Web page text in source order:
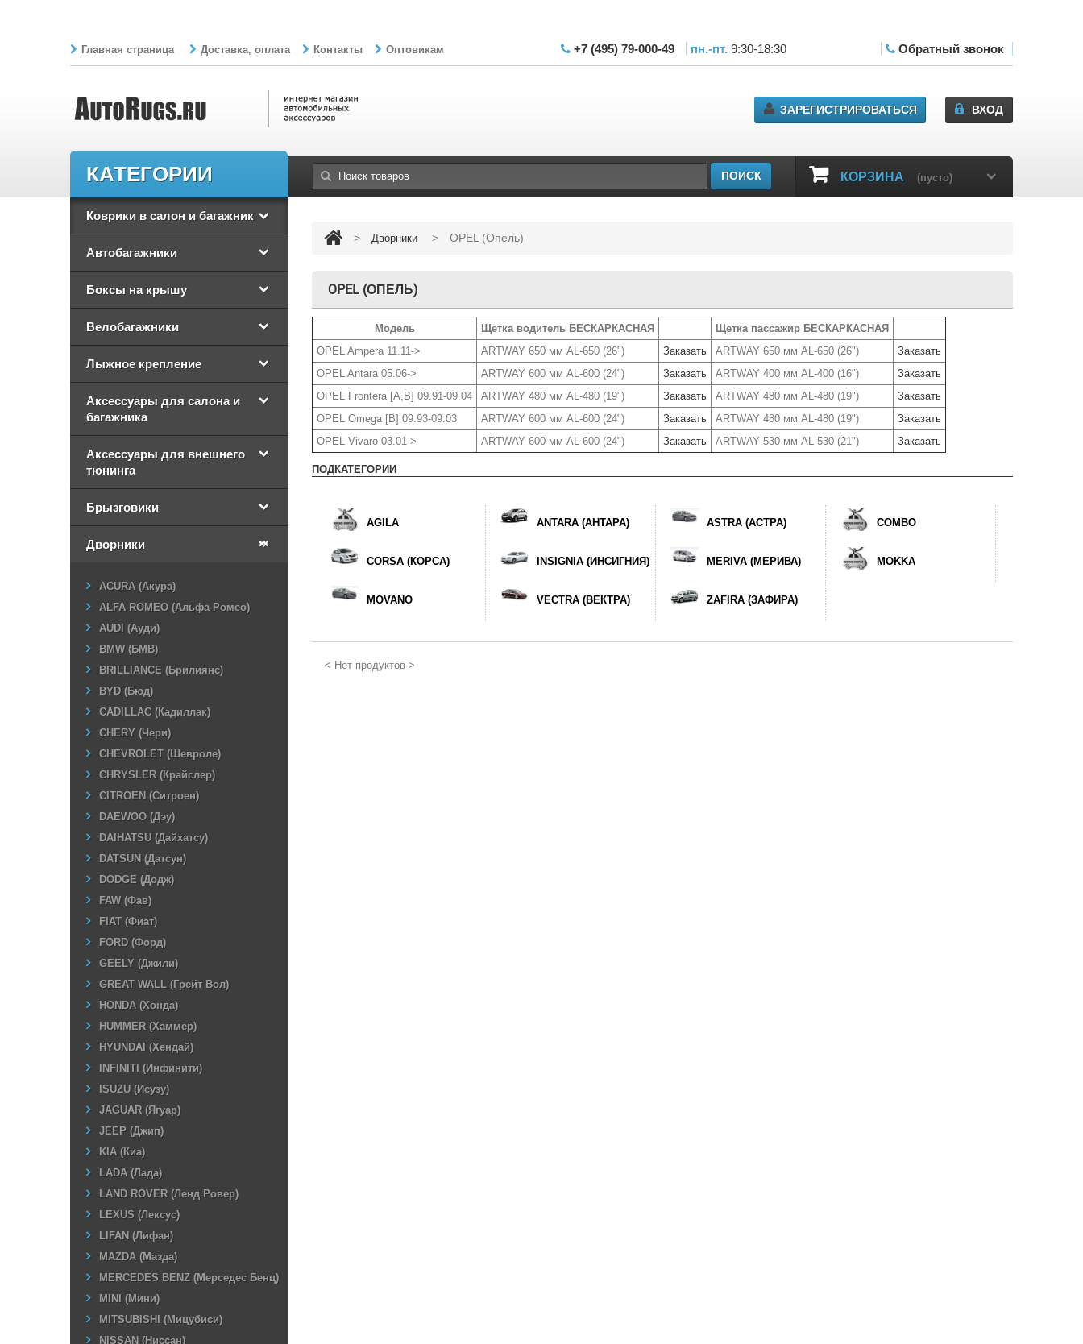
+7 (495) 79-000-49 пн.-пт. 9:30-18:30 Обратный звонок
Главная страница Доставка, оплата Контакты Оптовикам
ПОИСК
ВХОД
ЗАРЕГИСТРИРОВАТЬСЯ
КОРЗИНА (пусто)
КАТЕГОРИИ
Коврики в салон и багажник
Автобагажники
Боксы на крышу
Велобагажники
Лыжное крепление
Аксессуары для салона и
багажника
Аксессуары для внешнего
тюнинга
Брызговики
Дворники
ACURA (Акура)
ALFA ROMEO (Альфа Ромео)
AUDI (Ауди)
BMW (БМВ)
BRILLIANCE (Брилиянс)
BYD (Бюд)
CADILLAC (Кадиллак)
CHERY (Чери)
CHEVROLET (Шевроле)
CHRYSLER (Крайслер)
CITROEN (Ситроен)
DAEWOO (Дэу)
DAIHATSU (Дайхатсу)
DATSUN (Датсун)
DODGE (Додж)
FAW (Фав)
FIAT (Фиат)
FORD (Форд)
GEELY (Джили)
GREAT WALL (Грейт Вол)
HONDA (Хонда)
HUMMER (Хаммер)
HYUNDAI (Хендай)
INFINITI (Инфинити)
ISUZU (Исузу)
JAGUAR (Ягуар)
JEEP (Джип)
KIA (Киа)
LADA (Лада)
LAND ROVER (Ленд Ровер)
LEXUS (Лексус)
LIFAN (Лифан)
MAZDA (Мазда)
MERCEDES BENZ (Мерседес Бенц)
MINI (Мини)
MITSUBISHI (Мицубиси)
NISSAN (Ниссан)
> Дворники > OPEL (Опель)
OPEL (ОПЕЛЬ)
Модель Щетка водитель БЕСКАРКАСНАЯ
Щетка пассажир БЕСКАРКАСНАЯ
OPEL Ampera 11.11->
ARTWAY 650 мм AL-650 (26") Заказать ARTWAY 650 мм AL-650 (26")
Заказать
OPEL Antara 05.06->
ARTWAY 600 мм AL-600 (24") Заказать ARTWAY 400 мм AL-400 (16")
Заказать
OPEL Frontera [A,B] 09.91-09.04
ARTWAY 480 мм AL-480 (19") Заказать ARTWAY 480 мм AL-480 (19")
Заказать
OPEL Omega [B] 09.93-09.03
ARTWAY 600 мм AL-600 (24") Заказать ARTWAY 480 мм AL-480 (19")
Заказать
OPEL Vivaro 03.01->
ARTWAY 600 мм AL-600 (24") Заказать ARTWAY 530 мм AL-530 (21") Заказать
ПОДКАТЕГОРИИ
AGILA ANTARA (АНТАРА) ASTRA (АСТРА) COMBO
CORSA (КОРСА) INSIGNIA (ИНСИГНИЯ) MERIVA (МЕРИВА) MOKKA
MOVANO VECTRA (ВЕКТРА) ZAFIRA (ЗАФИРА)
< Нет продуктов >